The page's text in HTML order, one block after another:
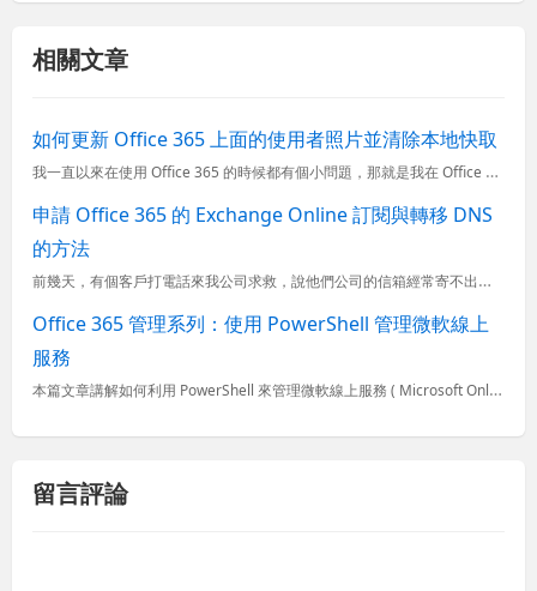
相關文章
如何更新 Office 365 上面的使用者照片並清除本地快取
我一直以來在使用 Office 365 的時候都有個小問題，那就是我在 Office 365 設定好的頭像 ( UserPhoto ) 在 Outlook Web Access 上面是正常顯示的，在我...
申請 Office 365 的 Exchange Online 訂閱與轉移 DNS
的方法
前幾天，有個客戶打電話來我公司求救，說他們公司的信箱經常寄不出去 (對方收不到)，還有自己的信箱收到的垃圾信也太多 (導致沒看到對方寄來的信)，這個問題困擾他們很久，所以問我要怎樣解決？於是我建議他們...
Office 365 管理系列：使用 PowerShell 管理微軟線上
服務
本篇文章講解如何利用 PowerShell 來管理微軟線上服務 ( Microsoft Online Services )，使用 PowerShell 管理工具有許多好處，針對一些繁複且容易操作錯誤的...
留言評論